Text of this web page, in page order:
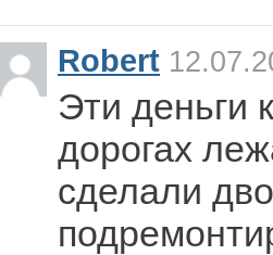
Robert
Эти деньги
дорогах
сделали